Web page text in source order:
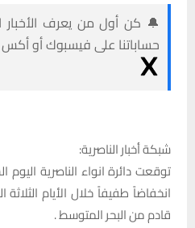
🔔 كن أول من يعرف الأخبار
حساباتنا على فيسبوك أو أكس
شبكة أخبار الناصرية:
توقعت دائرة انواء الناصرية
انخفاضاً طفيفاً خلال الأيام
قادم من البحر المتوسط .